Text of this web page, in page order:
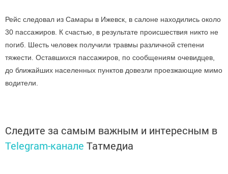
Рейс следовал из Самары в Ижевск, в салоне находились около
30 пассажиров. К счастью, в результате происшествия никто не
погиб. Шесть человек получили травмы различной степени
тяжести. Оставшихся пассажиров, по сообщениям очевидцев,
до ближайших населенных пунктов довезли проезжающие мимо
водители.
Следите за самым важным и интересным в
Telegram-канале Татмедиа